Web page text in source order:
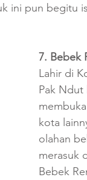
ini pun begitu
7. Bebek
Lahir di
Pak Ndut
kota
olahan
merasuk
Bebek